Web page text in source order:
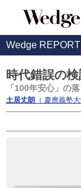
Wedge REPORT
時代錯誤の
「100年安心」の
土居丈朗 （ 慶應義塾